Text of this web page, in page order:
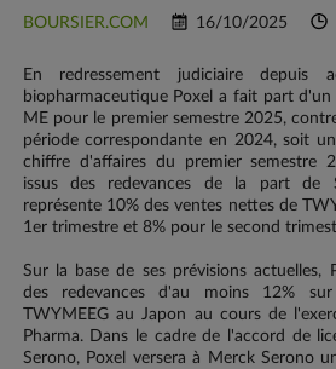
BOURSIER.COM 16/10/2025
En redressement judiciaire depuis
biopharmaceutique Poxel a fait part
ME pour le premier semestre 2025,
période correspondante en 2024, soit
chiffre d'affaires du premier semestre
issus des redevances de la part de
représente 10% des ventes nettes de
1er trimestre et 8% pour le second
Sur la base de ses prévisions actuelles,
des redevances d'au moins 12%
TWYMEEG au Japon au cours de
Pharma. Dans le cadre de l'accord de
Serono, Poxel versera à Merck Serono